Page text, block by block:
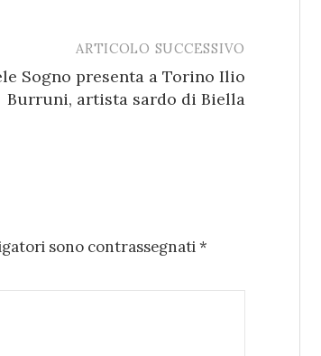
ARTICOLO SUCCESSIVO
Sogno presenta a Torino Ilio
Burruni, artista sardo di Biella
sono contrassegnati*